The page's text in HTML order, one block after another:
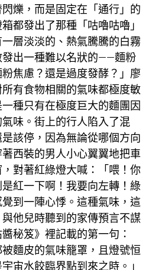
爍，而是固定在「通行」的
都發出了那種「咕嚕咕嚕」
一層淡淡的、熱氣騰騰的白霧
出一種難以名狀的——麵粉
焦慮？還是過度發酵？」廖
有食物相關的氣味都極度敏
種只有在極度巨大的麵團因
味。街上的行人陷入了混
該停，因為無論從哪個方向
西裝的男人小心翼翼地把車
對著紅綠燈大喊：「喂！你
紅一下啊！我要向左轉！綠
到一陣心悸。這種氣味，這
他兒時聽到的家傳預言不謀
秘笈》裡記載的第一句：
被麵皮的氣味籠罩，且燈號恒
宙水餃臨界點到來之時。」